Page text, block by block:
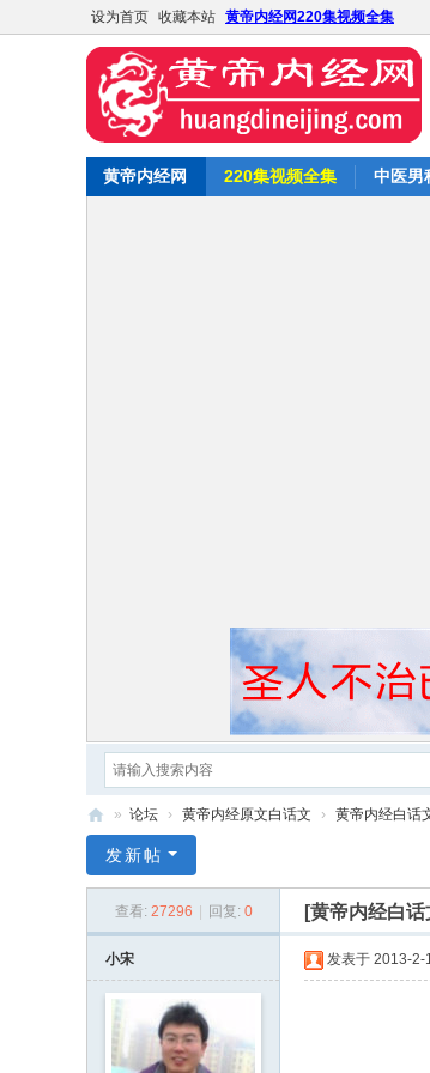
设为首页 收藏本站 黄帝内经网220集视频全集
黄帝内经网 220集视频全集 中医男
帝
» 论坛 › 黄帝内经原文白话文 › 黄帝内经白话
发新帖
查看: 27296 回复: 0 [黄帝内经白话
小宋 发表于 2013-2-